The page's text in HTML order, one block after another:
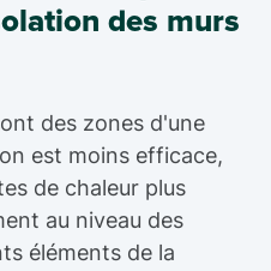
des murs
des zones d'une
est moins efficace,
de chaleur plus
au niveau des
éléments de la